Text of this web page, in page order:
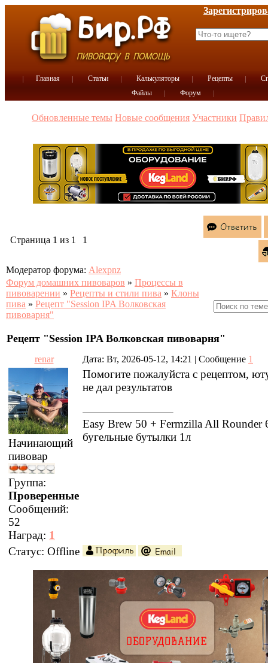
Главная Статьи Калькуляторы Рецепты
Файлы
Форум
Обновленные темы Новые сообщения Участники
Страница 1 из 1 1
Модератор форума: Alexpnz
Форум домашних пивоваров » Процессы в
пивоварении » Рецепты и стили пива » Клоны
пива » Рецепт "Session IPA Волковская
пивоварня"
Рецепт "Session IPA Волковская пивоварня"
renar Дата: Вт, 2026-05-12, 14:21 | Сообщение 1
Начинающий
пивовар
Группа:
Проверенные
Сообщений:
52
Наград: 1
Помогите пожалуйста с рецептом,
не дал результатов
Easy Brew 50 + Fermzilla All Rounder
бугельные бутылки 1л
Статус: Offline